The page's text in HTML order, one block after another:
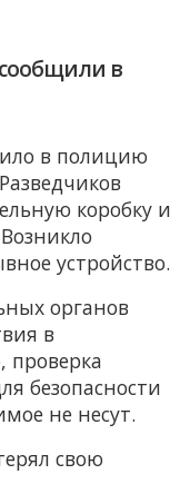
в
в полицию
коробку и
устройство.
органов
в
проверка
безопасности
не несут.
свою